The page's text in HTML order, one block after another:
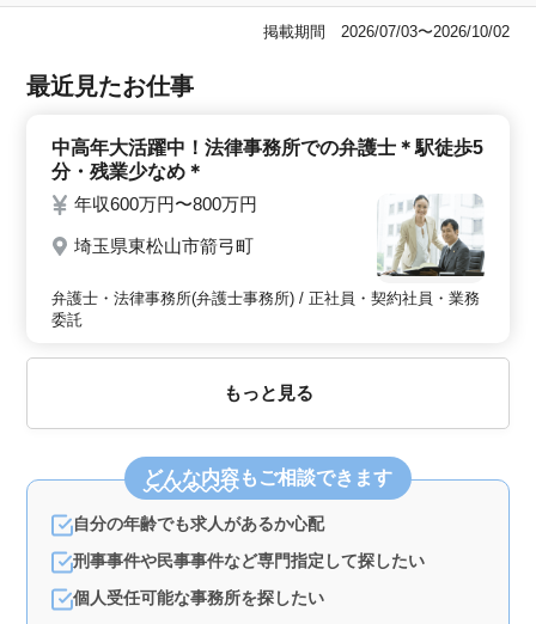
掲載期間 2026/07/03〜2026/10/02
最近見たお仕事
中高年大活躍中！法律事務所での弁護士＊駅徒歩5
分・残業少なめ＊
年収600万円〜800万円
埼玉県東松山市箭弓町
弁護士・法律事務所(弁護士事務所) / 正社員・契約社員・業務
委託
もっと見る
どんな内容もご相談できます
自分の年齢でも求人があるか心配
刑事事件や民事事件など専門指定して探したい
個人受任可能な事務所を探したい